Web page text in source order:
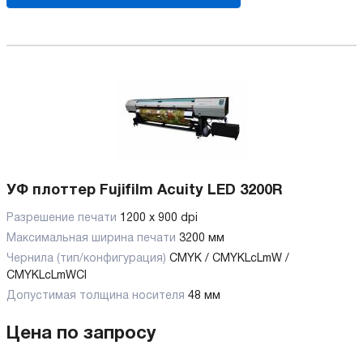
УФ плоттер Fujifilm Acuity LED 3200R
Разрешение печати 1200 x 900 dpi
Максимальная ширина печати 3200 мм
Чернила (тип/конфигурация) CMYK / CMYKLcLmW /
CMYKLcLmWCl
Допустимая толщина носителя 48 мм
Цена по запросу